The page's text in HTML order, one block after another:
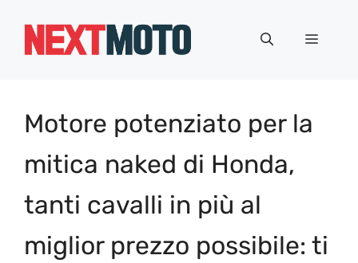
Menu
Motore potenziato per la
mitica naked di Honda,
tanti cavalli in più al
miglior prezzo possibile: ti